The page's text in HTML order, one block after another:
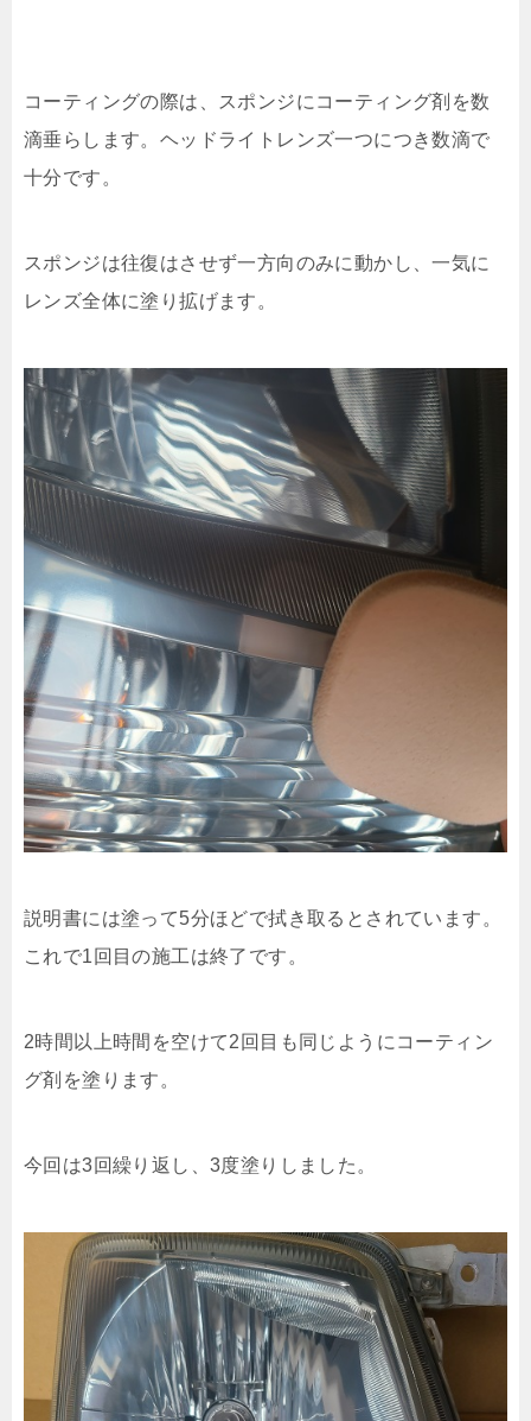
コーティングの際は、スポンジにコーティング剤を数
滴垂らします。ヘッドライトレンズ一つにつき数滴で
十分です。
スポンジは往復はさせず一方向のみに動かし、一気に
レンズ全体に塗り拡げます。
説明書には塗って5分ほどで拭き取るとされています。
これで1回目の施工は終了です。
2時間以上時間を空けて2回目も同じようにコーティン
グ剤を塗ります。
今回は3回繰り返し、3度塗りしました。